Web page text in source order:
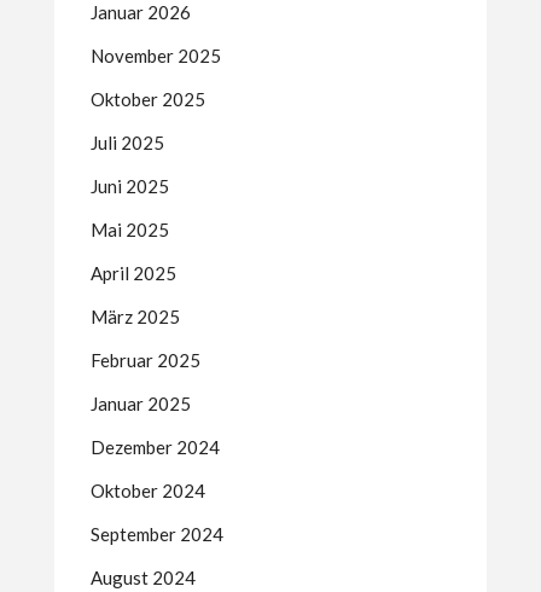
Januar 2026
November 2025
Oktober 2025
Juli 2025
Juni 2025
Mai 2025
April 2025
März 2025
Februar 2025
Januar 2025
Dezember 2024
Oktober 2024
September 2024
August 2024